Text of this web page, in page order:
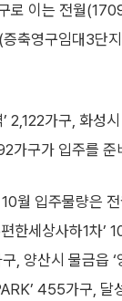
로 이는 전월
축영구임대3단
2,122가구, 화성
가구가 입주를 준
10월 입주물량
한세상사하1차
, 양산시 물금
455가구,